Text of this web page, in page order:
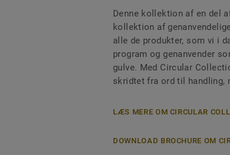
Denne kollektion af en del
kollektion af
alle de produkter, som vi i
program og genanvender
gulve. Med Circular
skridtet fra ord til
LÆS MERE OM CIRCULAR
DOWNLOAD BROCHURE OM